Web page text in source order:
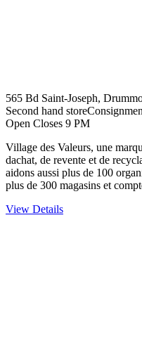
565 Bd Saint-Joseph,
Second hand store
Open Closes 9 PM
Village des Valeurs, une
dachat, de revente et de
aidons aussi plus de 100
plus de 300 magasins et
View Details